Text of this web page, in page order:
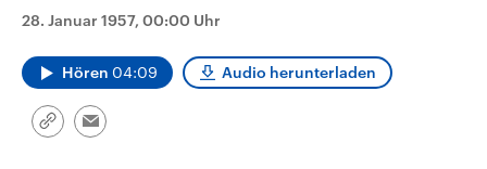
Landtagswahl Sachsen-Anhalt
2026
Alle Informationen
Sachsen-Anhalt wählt am 6.
USA
Aktuelle Beiträge,
28. Januar 1957, 00:00 Uhr
Hören 04:09 Audio herunterladen
Link
Email